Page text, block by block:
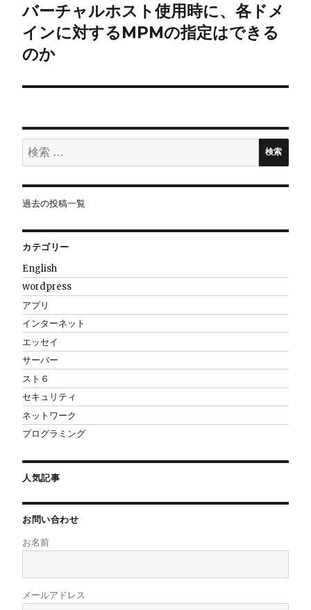
ゲ
ー
ン
バーチャルホスト使用時に、各ドメ
インに対するMPMの指定はできる
のか
検
索:
検索
過去の投稿一覧
カテゴリー
English
wordpress
アプリ
インターネット
エッセイ
サーバー
スト６
セキュリティ
ネットワーク
プログラミング
人気記事
お問い合わせ
お名前
メールアドレス